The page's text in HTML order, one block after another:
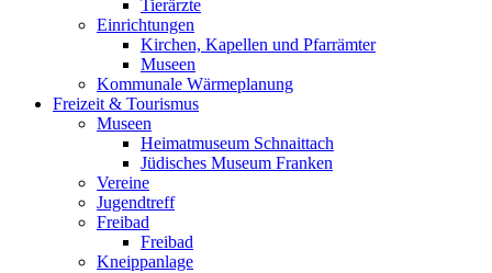
Tierärzte
Einrichtungen
Kirchen, Kapellen und Pfarrämter
Museen
Kommunale Wärmeplanung
Freizeit & Tourismus
Museen
Heimatmuseum Schnaittach
Jüdisches Museum Franken
Vereine
Jugendtreff
Freibad
Freibad
Kneippanlage